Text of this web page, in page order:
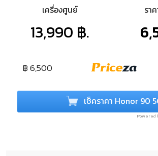
เครื่องศูนย์
13,990 ฿.
รา
฿ 6,500
เช็คราคา Honor 90
Powered